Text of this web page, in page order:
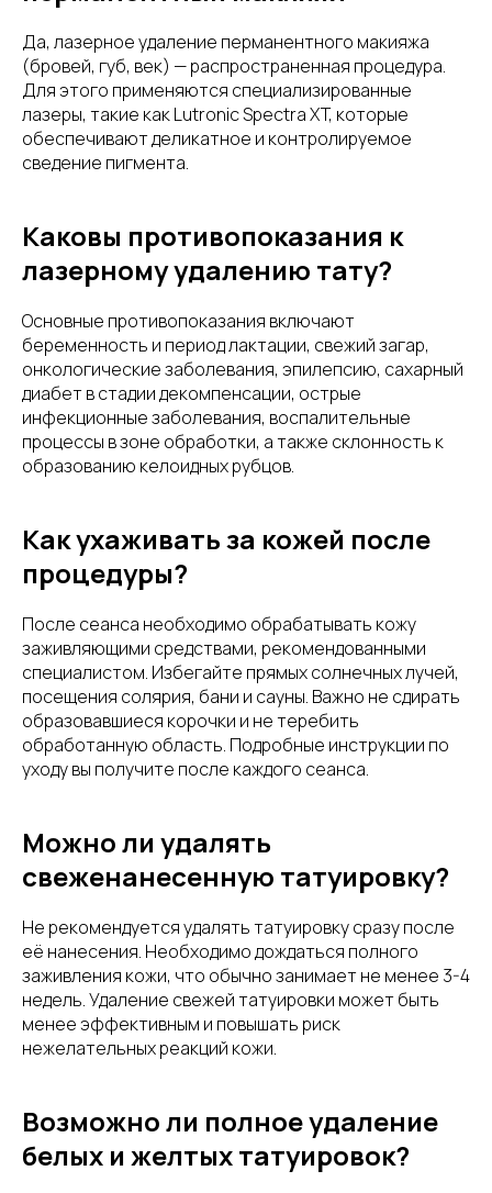
Да, лазерное удаление перманентного макияжа
(бровей, губ, век) — распространенная процедура.
Для этого применяются специализированные
лазеры, такие как Lutronic Spectra XT, которые
обеспечивают деликатное и контролируемое
сведение пигмента.
Каковы противопоказания к
лазерному удалению тату?
Основные противопоказания включают
беременность и период лактации, свежий загар,
онкологические заболевания, эпилепсию, сахарный
диабет в стадии декомпенсации, острые
инфекционные заболевания, воспалительные
процессы в зоне обработки, а также склонность к
образованию келоидных рубцов.
Как ухаживать за кожей после
процедуры?
После сеанса необходимо обрабатывать кожу
заживляющими средствами, рекомендованными
специалистом. Избегайте прямых солнечных лучей,
посещения солярия, бани и сауны. Важно не сдирать
образовавшиеся корочки и не теребить
обработанную область. Подробные инструкции по
уходу вы получите после каждого сеанса.
Можно ли удалять
свеженанесенную татуировку?
Не рекомендуется удалять татуировку сразу после
её нанесения. Необходимо дождаться полного
заживления кожи, что обычно занимает не менее 3-4
недель. Удаление свежей татуировки может быть
менее эффективным и повышать риск
нежелательных реакций кожи.
Возможно ли полное удаление
белых и желтых татуировок?